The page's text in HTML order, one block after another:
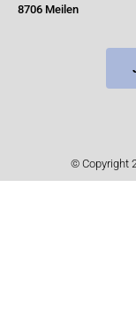
8706 Meilen
© Copyright